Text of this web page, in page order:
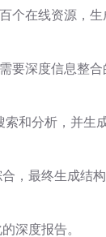
个在线资源，
要深度信息整合
和分析，并生
，最终生成结
深度报告。